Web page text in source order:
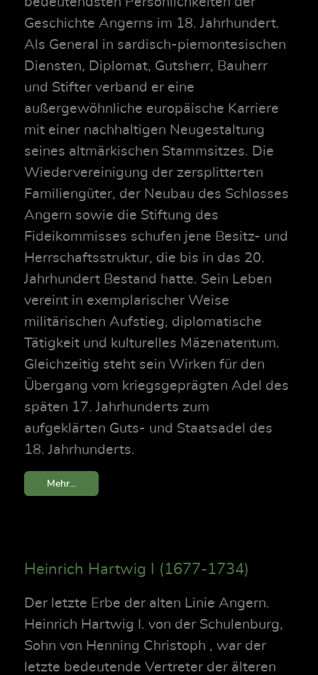
Geschichte Angerns im 18. Jahrhundert.
Als General in sardisch-piemontesischen
Diensten, Diplomat, Gutsherr, Bauherr
und Stifter verband er eine
außergewöhnliche europäische Karriere
mit einer nachhaltigen Neugestaltung
seines altmärkischen Stammsitzes. Die
Wiedervereinigung der zersplitterten
Familiengüter, der Neubau des Schlosses
Angern sowie die Stiftung des
Fideikommisses schufen jene Besitz- und
Herrschaftsstruktur, die bis in das 20.
Jahrhundert Bestand hatte. Sein Leben
vereint in exemplarischer Weise
militärischen Aufstieg, diplomatische
Tätigkeit und kulturelles Mäzenatentum.
Gleichzeitig steht sein Wirken für den
Übergang vom kriegsgeprägten Adel des
späten 17. Jahrhunderts zum
aufgeklärten Guts- und Staatsadel des
18. Jahrhunderts.
Mehr...
Heinrich Hartwig I (1677-1734)
Der letzte Erbe der alten Linie Angern.
Heinrich Hartwig I. von der Schulenburg,
Sohn von Henning Christoph , war der
letzte bedeutende Vertreter der älteren